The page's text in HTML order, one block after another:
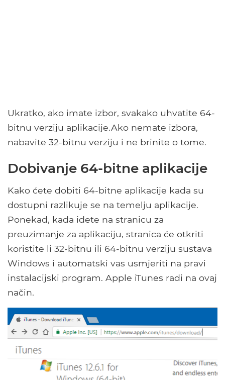
Ukratko, ako imate izbor, svakako uhvatite 64-
bitnu verziju aplikacije.Ako nemate izbora,
nabavite 32-bitnu verziju i ne brinite o tome.
Dobivanje 64-bitne aplikacije
Kako ćete dobiti 64-bitne aplikacije kada su
dostupni razlikuje se na temelju aplikacije.
Ponekad, kada idete na stranicu za
preuzimanje za aplikaciju, stranica će otkriti
koristite li 32-bitnu ili 64-bitnu verziju sustava
Windows i automatski vas usmjeriti na pravi
instalacijski program. Apple iTunes radi na ovaj
način.